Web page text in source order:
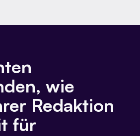
wie
Redaktion
für